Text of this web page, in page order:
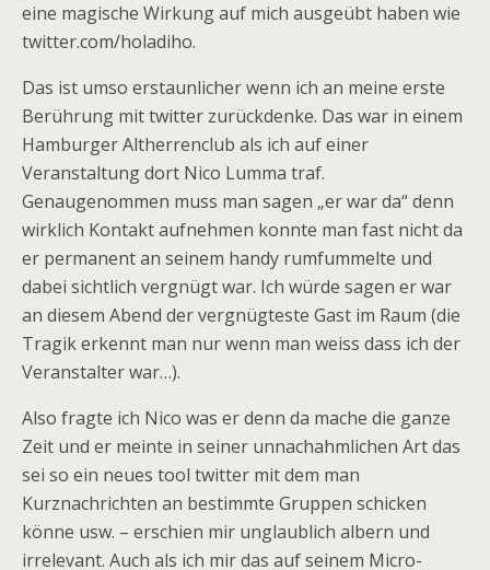
eine magische Wirkung auf mich ausgeübt haben wie
twitter.com/holadiho.
Das ist umso erstaunlicher wenn ich an meine erste
Berührung mit twitter zurückdenke. Das war in einem
Hamburger Altherrenclub als ich auf einer
Veranstaltung dort Nico Lumma traf.
Genaugenommen muss man sagen „er war da“ denn
wirklich Kontakt aufnehmen konnte man fast nicht da
er permanent an seinem handy rumfummelte und
dabei sichtlich vergnügt war. Ich würde sagen er war
an diesem Abend der vergnügteste Gast im Raum (die
Tragik erkennt man nur wenn man weiss dass ich der
Veranstalter war…).
Also fragte ich Nico was er denn da mache die ganze
Zeit und er meinte in seiner unnachahmlichen Art das
sei so ein neues tool twitter mit dem man
Kurznachrichten an bestimmte Gruppen schicken
könne usw. – erschien mir unglaublich albern und
irrelevant. Auch als ich mir das auf seinem Micro-